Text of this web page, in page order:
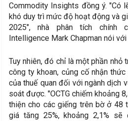
Commodity Insights đồng ý. "Có
khó duy trì mức độ hoạt động và
2025", nhà phân tích chính
Intelligence Mark Chapman nói với
Tuy nhiên, đó chỉ là một phần nhỏ
công ty khoan, củng cố nhận
của thuế quan đối với ngành dịch
soát được. "OCTG chiếm khoảng
thiện cho các giếng trên bờ ở 48
giá tăng 25%, khoảng 2,1%